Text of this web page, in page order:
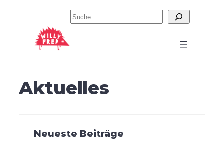
springen
Suchen
Aktuelles
Neueste Beiträge